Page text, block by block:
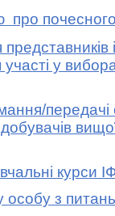
у
передачі
курси
з питань